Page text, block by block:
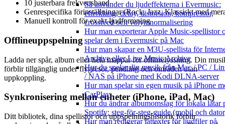
Så använder du ljudeffekterna i Evermusic:
efterklang, delay, distorsion, kompressor,
crossfeed och volymnormalisering
Hur man exporterar Apple Music-spellistor
spelar dem i Evermusic på Mac
Hur man skapar en M3U-spellista för
Archive eller Live Music Archive
Hur du spelar din musik från Mac / PC /
/ NAS på iPhone med Kodi DLNA-server
Hur man spelar sin egen musik på iPhone
CarPlay
Hur du ändrar albumomslag för lokala låtar
Spotify: steg-för-steg-guide (mobil och
Hur man redigerar låttexter för ljudfiler på
10 justerbara frekvensband
Genrespecifika förinställningar (Rock, Jazz, Klassiskt med
Manuell kontroll för exakt ljudformning
Offlineuppspelning
Ladda ner spår, album eller hela mappar för offlinelyssning. Din
förblir tillgänglig under flygresor, pendling och områden utan
uppkoppling.
Synkronisering mellan enheter (iPhone, iPad, Mac)
Ditt bibliotek, dina spellistor och uppspelningshistorik förblir